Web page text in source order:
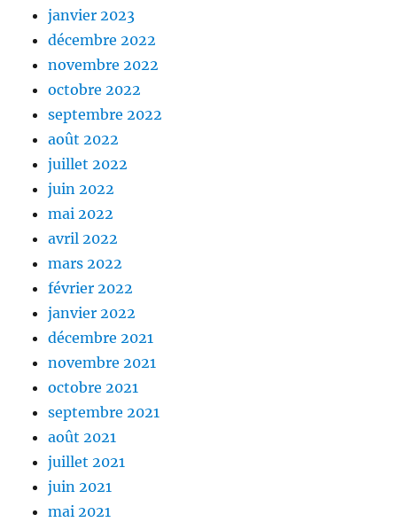
janvier 2023
décembre 2022
novembre 2022
octobre 2022
septembre 2022
août 2022
juillet 2022
juin 2022
mai 2022
avril 2022
mars 2022
février 2022
janvier 2022
décembre 2021
novembre 2021
octobre 2021
septembre 2021
août 2021
juillet 2021
juin 2021
mai 2021